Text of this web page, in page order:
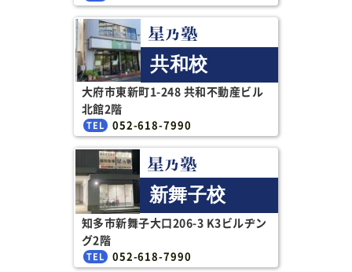
共和校
大府市東新町1-248 共和不動産ビル
北館2階
052-618-7990
新舞子校
知多市新舞子大口206-3 K3ビルヂン
グ2階
052-618-7990